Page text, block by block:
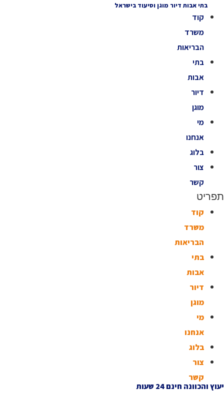
בתי אבות דיור מוגן וסיעוד בישראל
קוד
משרד
הבריאות
בתי
אבות
דיור
מוגן
מי
אנחנו
בלוג
צור
קשר
קוד
משרד
הבריאות
בתי
אבות
דיור
מוגן
מי
אנחנו
בלוג
צור
קשר
והכוונה חינם 24 שעות